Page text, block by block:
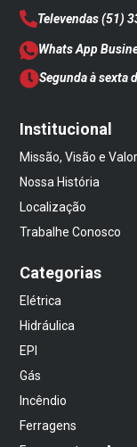
Televendas(51)
Whats App
Segunda à sexta
Institucional
Missão, Visão e
Nossa História
Localização
Trabalhe Conosco
Categorias
Elétrica
Hidráulica
EPI
Gás
Incêndio
Ferragens